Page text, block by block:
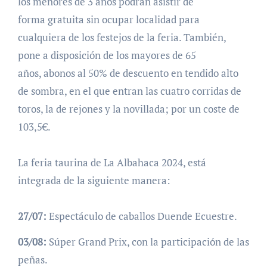
forma gratuita sin ocupar localidad para
cualquiera de los festejos de la feria. También,
pone a disposición de los mayores de 65
años, abonos al 50% de descuento en tendido alto
de sombra, en el que entran las cuatro corridas de
toros, la de rejones y la novillada; por un coste de
103,5€.
La feria taurina de La Albahaca 2024, está
integrada de la siguiente manera:
27/07: Espectáculo de caballos Duende Ecuestre.
03/08: Súper Grand Prix, con la participación de las
peñas.